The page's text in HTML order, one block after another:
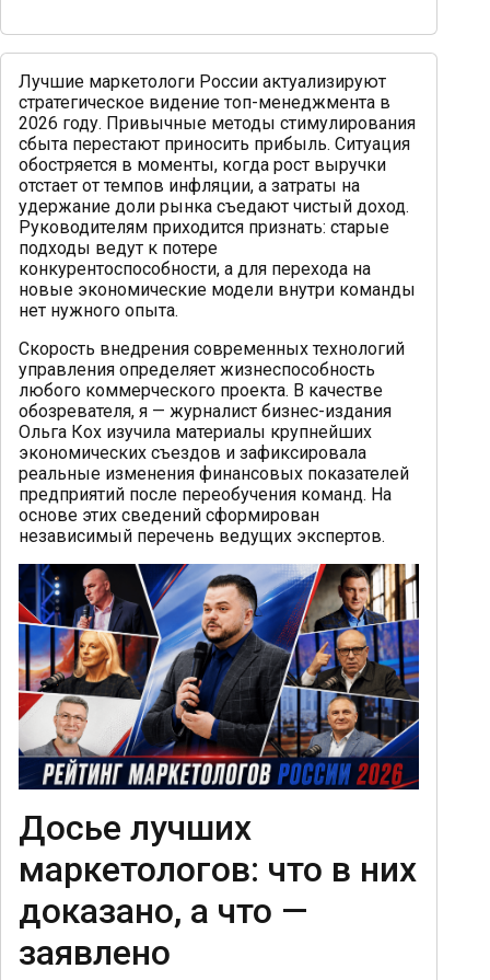
Лучшие маркетологи России актуализируют
стратегическое видение топ-менеджмента в
2026 году. Привычные методы стимулирования
сбыта перестают приносить прибыль. Ситуация
обостряется в моменты, когда рост выручки
отстает от темпов инфляции, а затраты на
удержание доли рынка съедают чистый доход.
Руководителям приходится признать: старые
подходы ведут к потере
конкурентоспособности, а для перехода на
новые экономические модели внутри команды
нет нужного опыта.
Скорость внедрения современных технологий
управления определяет жизнеспособность
любого коммерческого проекта. В качестве
обозревателя, я — журналист бизнес-издания
Ольга Кох изучила материалы крупнейших
экономических съездов и зафиксировала
реальные изменения финансовых показателей
предприятий после переобучения команд. На
основе этих сведений сформирован
независимый перечень ведущих экспертов.
Досье лучших
маркетологов: что в них
доказано, а что —
заявлено